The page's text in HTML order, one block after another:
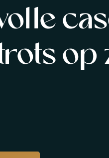
op